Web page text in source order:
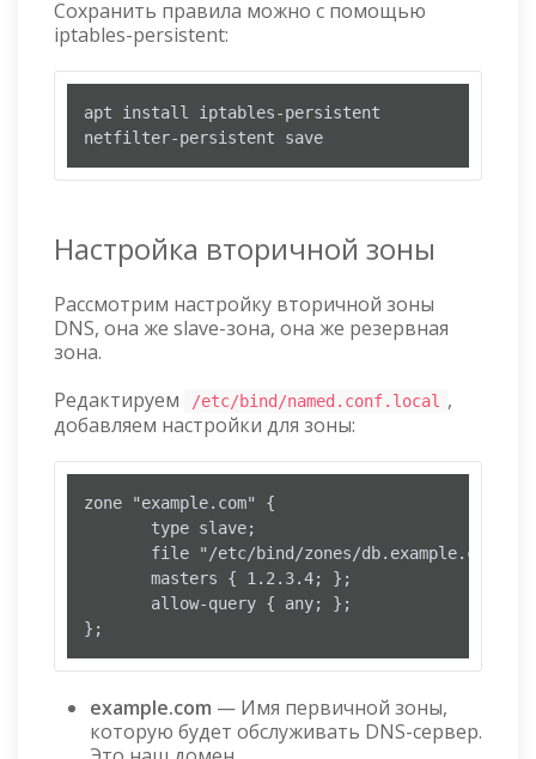
Сохранить правила можно с помощью
iptables-persistent:
apt install iptables-persistent
netfilter-persistent save
Настройка вторичной зоны
Рассмотрим настройку вторичной зоны
DNS, она же slave-зона, она же резервная
зона.
Редактируем
/etc/bind/named.conf.local
,
добавляем настройки для зоны:
zone "example.com" {
       type slave;
       file "/etc/bind/zones/db.example.com";
       masters { 1.2.3.4; };
       allow-query { any; };
};
example.com — Имя первичной зоны,
которую будет обслуживать DNS-сервер.